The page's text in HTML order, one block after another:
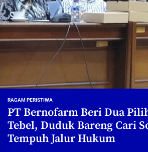
RAGAM PERISTIWA
PT Bernofarm Beri Dua
Tebel, Duduk Bareng Cari
Tempuh Jalur Hukum